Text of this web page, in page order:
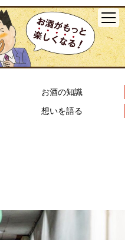
お酒の知識
想いを語る